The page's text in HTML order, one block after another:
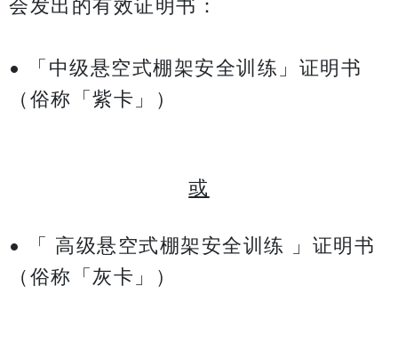
会发出的有效证明书：
• 「中级悬空式棚架安全训练」证明书
（俗称「紫卡」）
或
• 「 高级悬空式棚架安全训练 」证明书
（俗称「灰卡」）